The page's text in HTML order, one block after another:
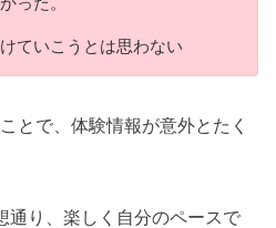
ていこうとは思わない
とで、体験情報が意外とたく
通り、楽しく自分のペースで